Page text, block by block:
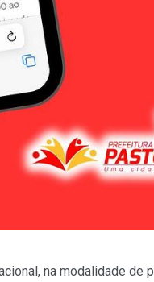
na modalidade de